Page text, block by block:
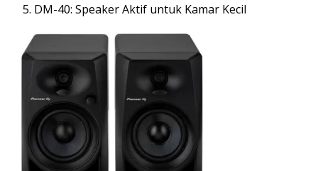
DM-40: Speaker Aktif untuk Kamar Kecil